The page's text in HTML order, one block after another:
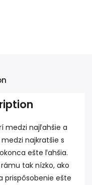
medzi najľahšie a
najkratšie s
ešte ľahšia.
tak nízko, ako
prispôsobenie ešte